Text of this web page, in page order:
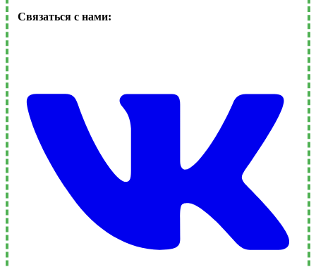
Связаться с нами: